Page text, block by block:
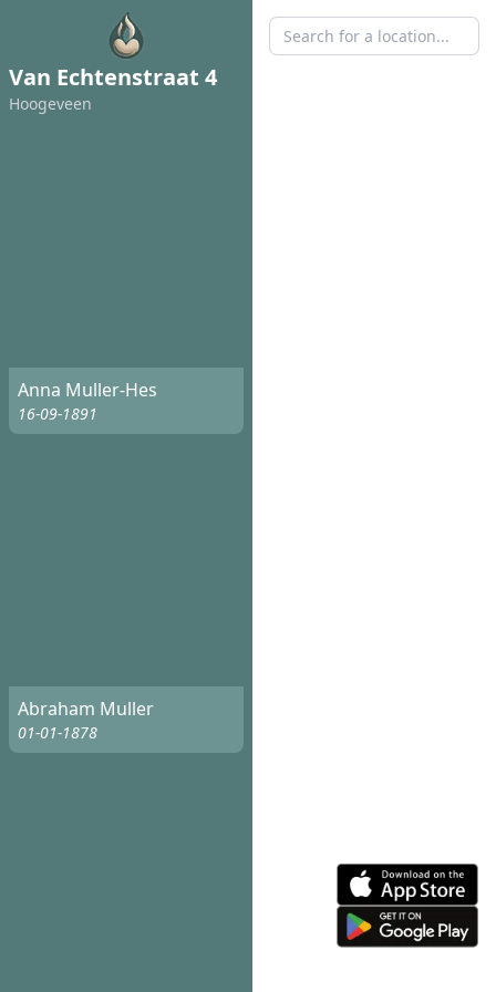
Van Echtenstraat 4
Hoogeveen
Anna Muller-Hes
16-09-1891
Abraham Muller
01-01-1878